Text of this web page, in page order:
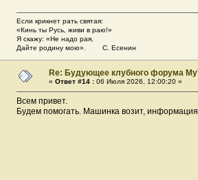
Если крикнет рать святая:
«Кинь ты Русь, живи в раю!»
Я скажу: «Не надо рая,
Дайте родину мою». С. Есенин
Re: Будующее клубного форума
« Ответ #14 : 06 Июля 2026, 12:00:20 »
Всем привет.
Будем помогать. Машинка возит,